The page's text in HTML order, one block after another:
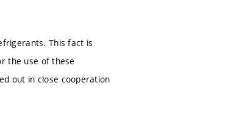
This fact is
the use of these
out in close cooperation